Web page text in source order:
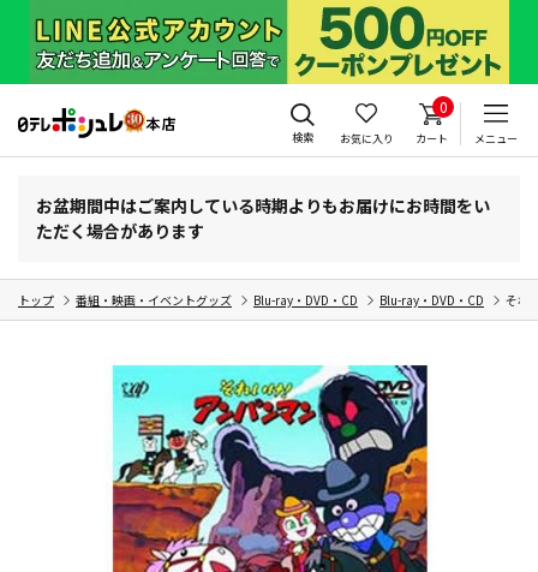
検索 お気に入り
0
カート メニュー
お盆期間中はご案内している時期よりもお届けにお時間をい
ただく場合があります
トップ 番組・映画・イベントグッズ Blu-ray・DVD・CD Blu-ray・DVD・CD それ